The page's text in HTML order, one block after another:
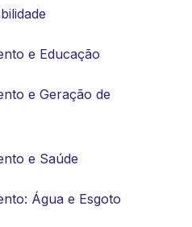
e Educação
e Geração de
e Saúde
Água e Esgoto